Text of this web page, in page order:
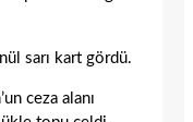
sarı kart gördü.
ceza alanı